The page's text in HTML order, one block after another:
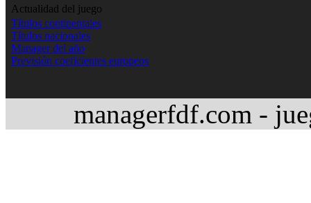
Actualidad del juego
Títulos continentales
Títulos nacionales
Manager del año
Previsión coeficientes europeos
managerfdf.com -